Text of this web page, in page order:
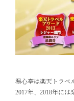
湯心亭は楽天トラベ
2017年、2018年には